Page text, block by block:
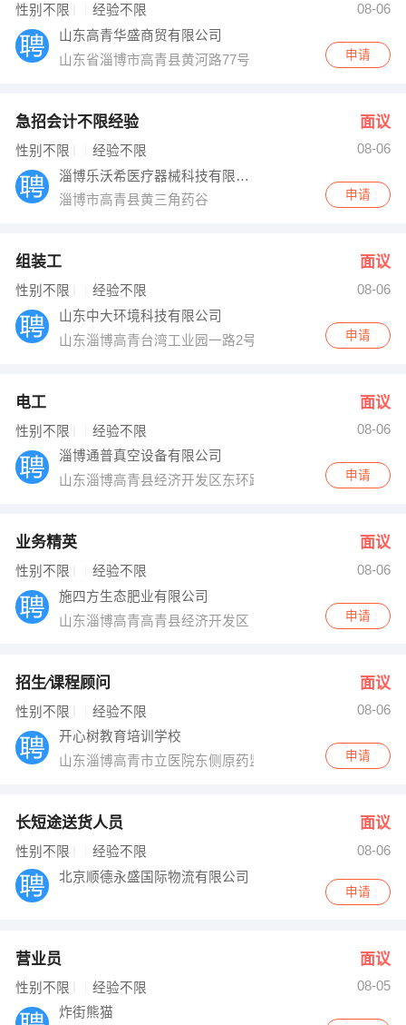
性别不限 经验不限
08-06
山东高青华盛商贸有限公司
山东省淄博市高青县黄河路77号
申请
急招会计不限经验 面议
性别不限 经验不限
08-06
淄博乐沃希医疗器械科技有限公司
淄博市高青县黄三角药谷
申请
组装工 面议
性别不限 经验不限
08-06
山东中大环境科技有限公司
山东淄博高青台湾工业园一路2号
申请
电工 面议
性别不限 经验不限
08-06
淄博通普真空设备有限公司
山东淄博高青县经济开发区东环路中段
申请
业务精英 面议
性别不限 经验不限
08-06
施四方生态肥业有限公司
山东淄博高青高青县经济开发区
申请
招生∕课程顾问 面议
性别不限 经验不限
08-06
开心树教育培训学校
山东淄博高青市立医院东侧原药监局
申请
长短途送货人员 面议
性别不限 经验不限
08-06
北京顺德永盛国际物流有限公司
申请
营业员 面议
性别不限 经验不限
08-05
炸街熊猫